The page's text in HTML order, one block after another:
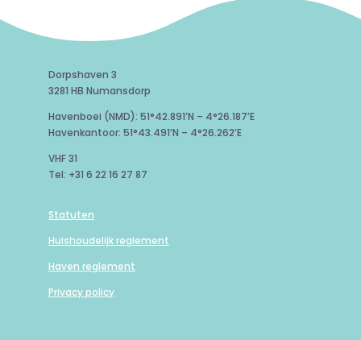
Dorpshaven 3
3281 HB Numansdorp
Havenboei (NMD): 51°42.891’N – 4°26.187’E
Havenkantoor: 51°43.491’N – 4°26.262’E
VHF 31
Tel: +31 6 22 16 27 87
Statuten
Huishoudelijk reglement
Haven reglement
Privacy policy